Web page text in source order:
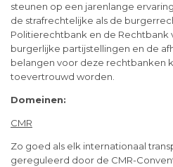
steunen op een jarenlange
de strafrechtelijke als de
Politierechtbank en de Rechtbank
burgerlijke partijstellingen en de
belangen voor deze rechtbanken
toevertrouwd worden.
Domeinen:
CMR
Zo goed als elk internationaal
gereguleerd door de CMR-